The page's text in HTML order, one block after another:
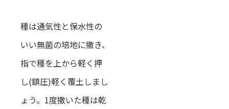
種は通気性と保水性の
いい無菌の培地に撒き、
指で種を上から軽く押
し(鎮圧)軽く覆土しまし
ょう。1度撒いた種は乾